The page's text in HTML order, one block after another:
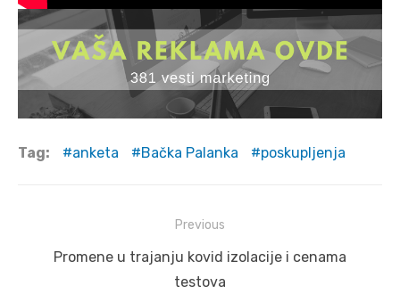
Tag: anketa Bačka Palanka poskupljenja
navigation
Previous
Previous
Promene u trajanju kovid izolacije i cenama
testova